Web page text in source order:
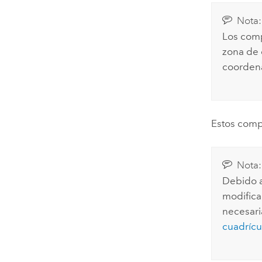
Nota:
Los
zona de
Estos
Nota:
Debido